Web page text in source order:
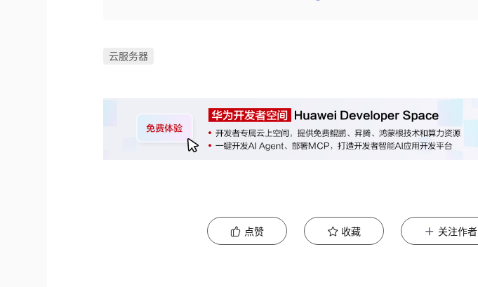
云服务器
点赞 收藏 关注作者